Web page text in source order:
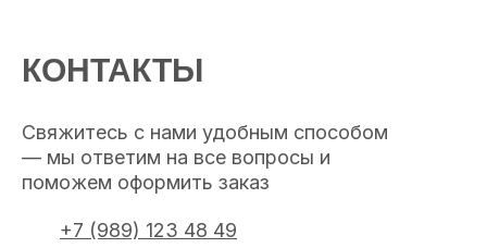
КОНТАКТЫ
Свяжитесь с нами удобным способом
— мы ответим на все вопросы и
поможем оформить заказ
+7 (989) 123 48 49